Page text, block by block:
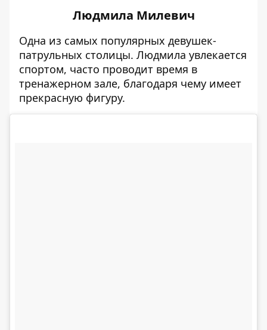
Людмила Милевич
Одна из самых популярных девушек-
патрульных столицы. Людмила увлекается
спортом, часто проводит время в
тренажерном зале, благодаря чему имеет
прекрасную фигуру.